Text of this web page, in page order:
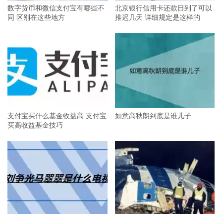
数字货币和微信支付宝有哪些不
同 区别在这些地方
北京银行信用卡还款日到了可以
推迟几天 详细规定是这样的
支付宝买什么基金收益高 支付宝
买高收益基金技巧
如意高秋朗到底是谁儿子